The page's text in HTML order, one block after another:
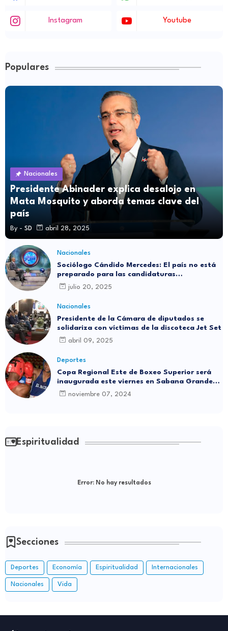
Instagram Youtube
Populares
Nacionales
Presidente Abinader explica desalojo en
Mata Mosquito y aborda temas clave del
país
By - SD abril 28, 2025
Nacionales
Sociólogo Cándido Mercedes: El país no está
preparado para las candidaturas
independientes
julio 20, 2025
Nacionales
Presidente de la Cámara de diputados se
solidariza con víctimas de la discoteca Jet Set
abril 09, 2025
Deportes
Copa Regional Este de Boxeo Superior será
inaugurada este viernes en Sabana Grande
de Boyá
noviembre 07, 2024
Espiritualidad
Error:No hay resultados
Secciones
Deportes Economía Espiritualidad Internacionales
Nacionales Vida